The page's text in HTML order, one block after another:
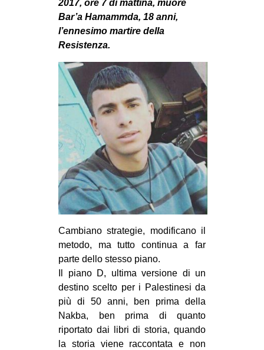
GENERI
MIGRAZIONI
REPRESSIONE
STUDENTI
CULTURE
ARTE
CINEMA
MANIFESTI
MUSICA
RECENSIONI
INTERNAZIONALE
AFRICA
ESTREMO ORIENTE
EUROPA
MEDIO ORIENTE
2017, ore 7 di mattina, muore
Bar’a Hamammda, 18 anni,
l’ennesimo martire della
Resistenza.
Cambiano strategie, modificano il
metodo, ma tutto continua a far
parte dello stesso piano.
Il piano D, ultima versione di un
destino scelto per i Palestinesi da
più di 50 anni, ben prima della
Nakba, ben prima di quanto
riportato dai libri di storia, quando
la storia viene raccontata e non